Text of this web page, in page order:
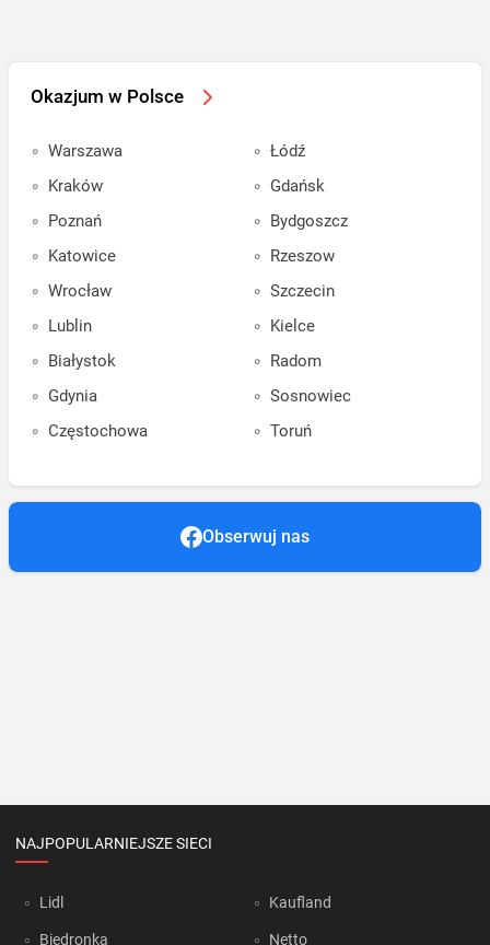
Okazjum w Polsce
Warszawa
Kraków
Poznań
Katowice
Wrocław
Lublin
Białystok
Gdynia
Częstochowa
Łódź
Gdańsk
Bydgoszcz
Rzeszow
Szczecin
Kielce
Radom
Sosnowiec
Toruń
Obserwuj nas
NAJPOPULARNIEJSZE SIECI
Lidl
Biedronka
Kaufland
Netto